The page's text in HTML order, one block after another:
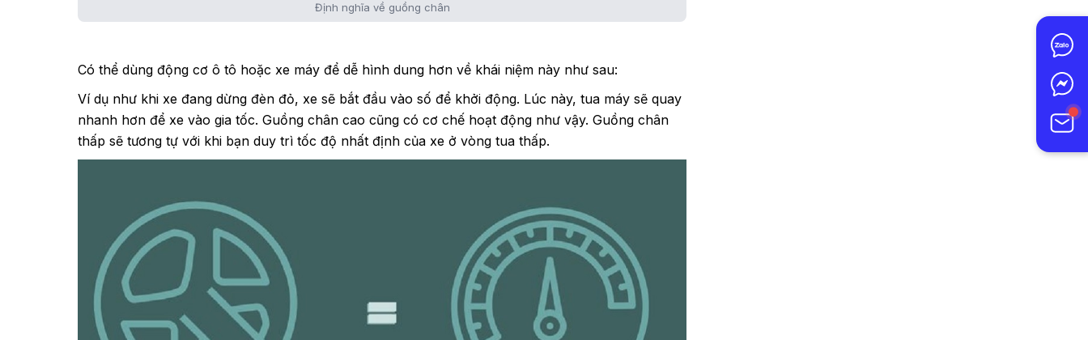
Định nghĩa về guồng chân
Có thể dùng động cơ ô tô hoặc xe máy để dễ hình dung hơn về khái niệm này như sau:
Ví dụ như khi xe đang dừng đèn đỏ, xe sẽ bắt đầu vào số để khởi động. Lúc này, tua máy sẽ quay
nhanh hơn để xe vào gia tốc. Guồng chân cao cũng có cơ chế hoạt động như vậy. Guồng chân
thấp sẽ tương tự với khi bạn duy trì tốc độ nhất định của xe ở vòng tua thấp.